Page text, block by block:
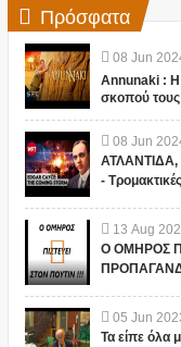
Πρόσφατα
08 Jun
Annunaki : Η
σκοπού τους
08 Jun
-
13 Aug
Ο ΟΜΗΡΟΣ
05 Jun
Τα είπε όλα